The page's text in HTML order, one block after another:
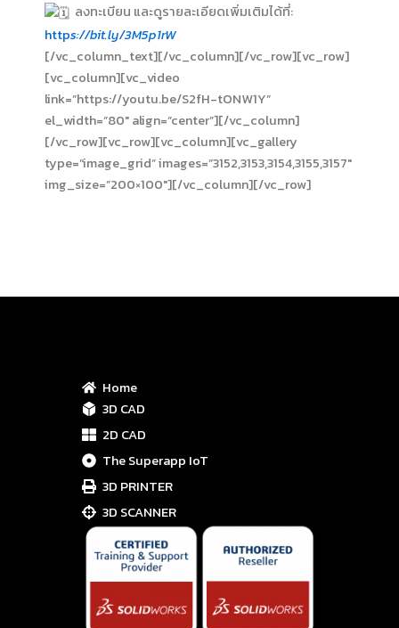
ลงทะเบียน และดูรายละเอียดเพิ่มเติมได้ที่:
https://bit.ly/3M5p1rW
[/vc_column_text][/vc_column][/vc_row][vc_row]
[vc_column][vc_video
link=”https://youtu.be/S2fH-tONW1Y”
el_width=”80″ align=”center”][/vc_column]
[/vc_row][vc_row][vc_column][vc_gallery
type=”image_grid” images=”3152,3153,3154,3155,3157″
img_size=”200×100″][/vc_column][/vc_row]
Home
3D CAD
2D CAD
The Superapp IoT
3D PRINTER
3D SCANNER